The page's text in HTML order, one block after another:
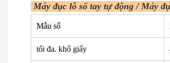
Máy đục lỗ sổ tay tự động / Máy
Mẫu số
tối đa. khổ giấy